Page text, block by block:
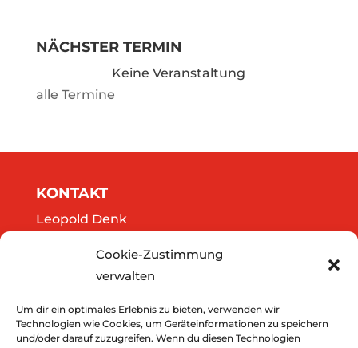
Cookie-Zustimmung
verwalten
Um dir ein optimales Erlebnis zu bieten, verwenden wir
Technologien wie Cookies, um Geräteinformationen zu speichern
und/oder darauf zuzugreifen. Wenn du diesen Technologien
NÄCHSTER TERMIN
Keine Veranstaltung
alle Termine
KONTAKT
Leopold Denk
A-3500 Krems
Tel.: 0664/2020141
office@thedreamers.at